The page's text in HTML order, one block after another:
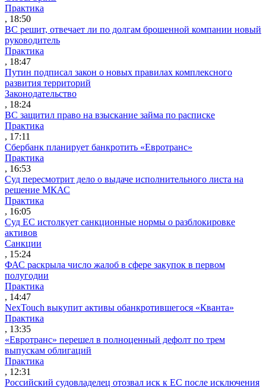
Практика
, 18:50
ВС решит, отвечает ли по долгам брошенной компании новый
руководитель
Практика
, 18:47
Путин подписал закон о новых правилах комплексного
развития территорий
Законодательство
, 18:24
ВС защитил право на взыскание займа по расписке
Практика
, 17:11
Сбербанк планирует банкротить «Евротранс»
Практика
, 16:53
Суд пересмотрит дело о выдаче исполнительного листа на
решение МКАС
Практика
, 16:05
Суд ЕС истолкует санкционные нормы о разблокировке
активов
Санкции
, 15:24
ФАС раскрыла число жалоб в сфере закупок в первом
полугодии
Практика
, 14:47
NexTouch выкупит активы обанкротившегося «Кванта»
Практика
, 13:35
«Евротранс» перешел в полноценный дефолт по трем
выпускам облигаций
Практика
, 12:31
Российский судовладелец отозвал иск к ЕС после исключения